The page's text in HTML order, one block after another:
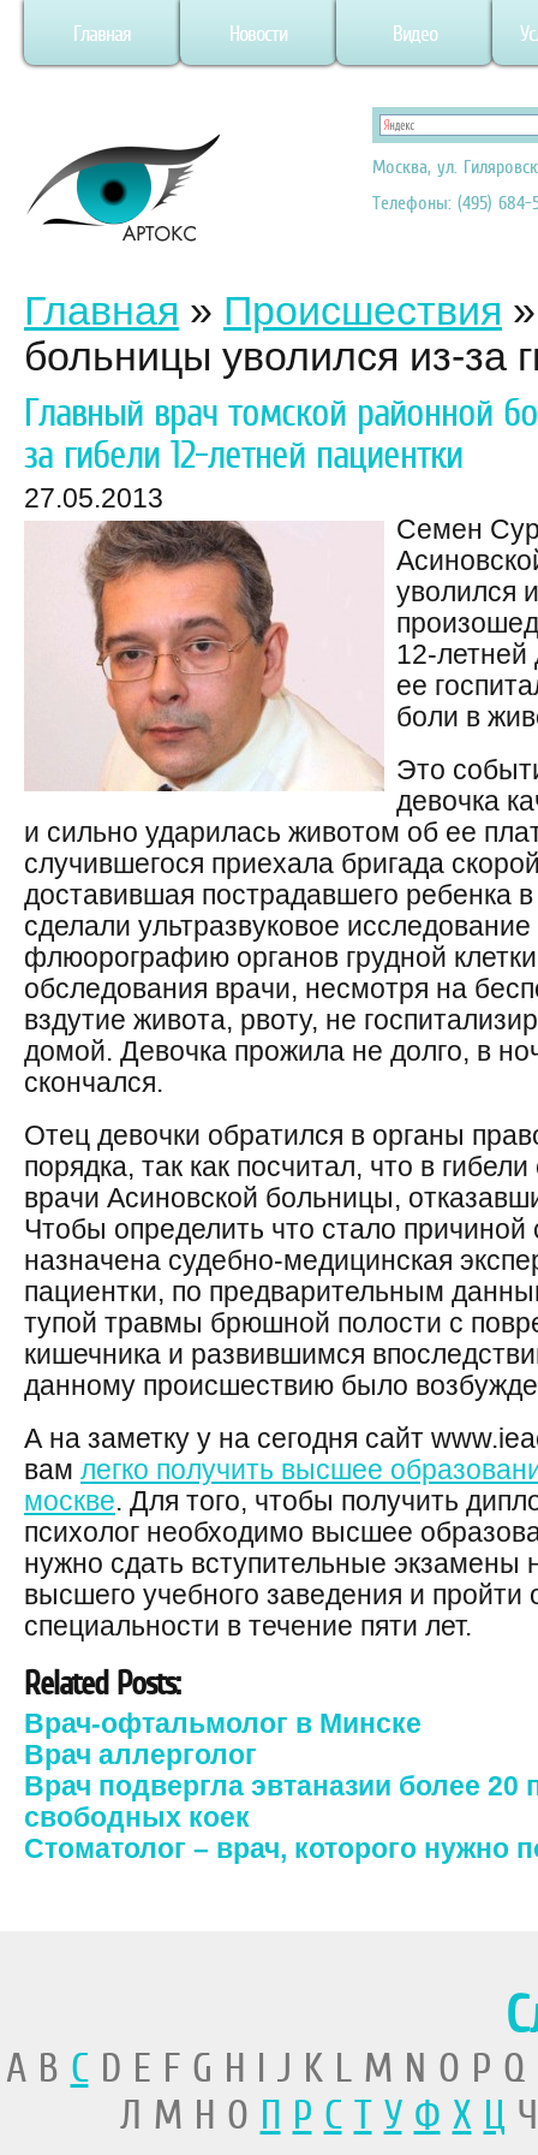
Главная Новости Видео
Москва, ул.
Телефоны: (495) 684-
Главная » Происшествия
больницы уволился из-за
Главный врач томской районной
за гибели 12-летней пациентки
27.05.2013
Семен
уволился
12-летней
ее
боли в
Это
девочка
и сильно ударилась животом об ее
случившегося приехала бригада
доставившая пострадавшего ребенка
сделали ультразвуковое
флюорографию органов грудной
обследования врачи, несмотря на
вздутие живота, рвоту, не
домой. Девочка прожила не долго, в
скончался.
Отец девочки обратился в органы
порядка, так как посчитал, что в
врачи Асиновской больницы,
Чтобы определить что стало причиной
назначена судебно-медицинская
пациентки, по предварительным
тупой травмы брюшной полости с
кишечника и развившимся
данному происшествию было
А на заметку у на сегодня сайт
вам легко получить высшее
москве. Для того, чтобы получить
психолог необходимо высшее
нужно сдать вступительные экзамены
высшего учебного заведения и
специальности в течение пяти лет.
Related Posts:
Врач-офтальмолог в Минске
Врач аллерголог
Врач подвергла эвтаназии более 20
свободных коек
Стоматолог – врач, которого нужно
A B CD E F G H I J K L M N O P
Л М Н О П Р С Т У Ф Х Ц